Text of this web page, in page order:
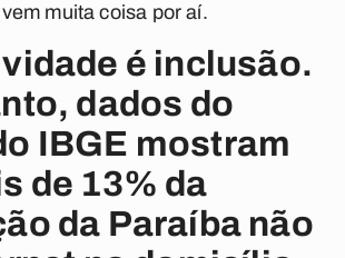
muita coisa por aí.
é inclusão.
dados do
IBGE mostram
de 13% da
da Paraíba não